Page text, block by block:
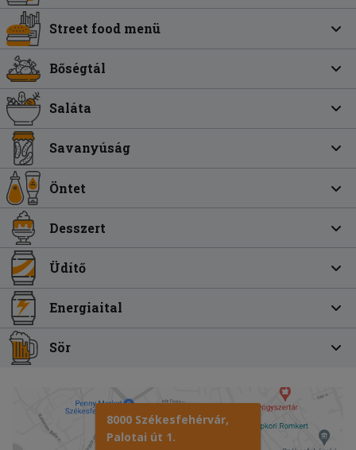
Street food menü
Bőségtál
Saláta
Savanyúság
Öntet
Desszert
Üdítő
Energiaital
Sör
8000 Székesfehérvár,
Palotai út 1.